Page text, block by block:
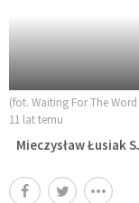
(fot. Waiting For The
11 lat temu
Mieczysław Łusiak